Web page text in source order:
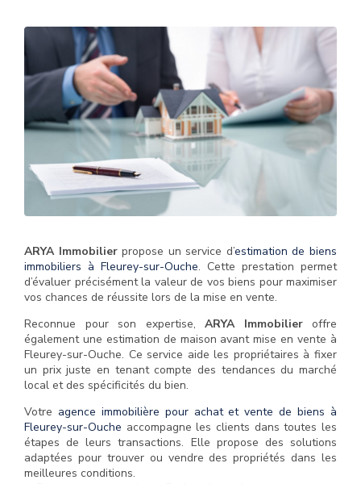
ARYA Immobilierpropose un service d’estimation de biens
immobiliers à Fleurey-sur-Ouche. Cette prestation permet
d’évaluer précisément la valeur de vos biens pour maximiser
vos chances de réussite lors de la mise en vente.
Reconnue pour son expertise, ARYA Immobilieroffre
également une estimation de maison avant mise en vente à
Fleurey-sur-Ouche. Ce service aide les propriétaires à fixer
un prix juste en tenant compte des tendances du marché
local et des spécificités du bien.
Votre agence immobilière pour achat et vente de biens à
Fleurey-sur-Ouche accompagne les clients dans toutes les
étapes de leurs transactions. Elle propose des solutions
adaptées pour trouver ou vendre des propriétés dans les
meilleures conditions.